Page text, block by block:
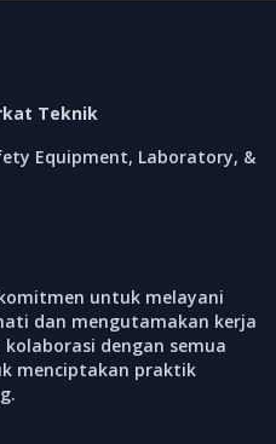
Teknik
Equipment, Laboratory, &
untuk melayani
dan mengutamakan kerja
dengan semua
menciptakan praktik